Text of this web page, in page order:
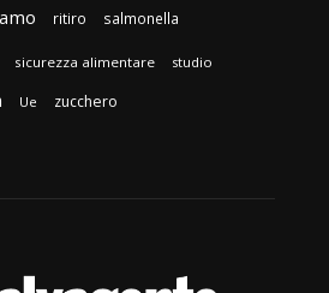
ritiro salmonella
sicurezza alimentare studio
Ue zucchero